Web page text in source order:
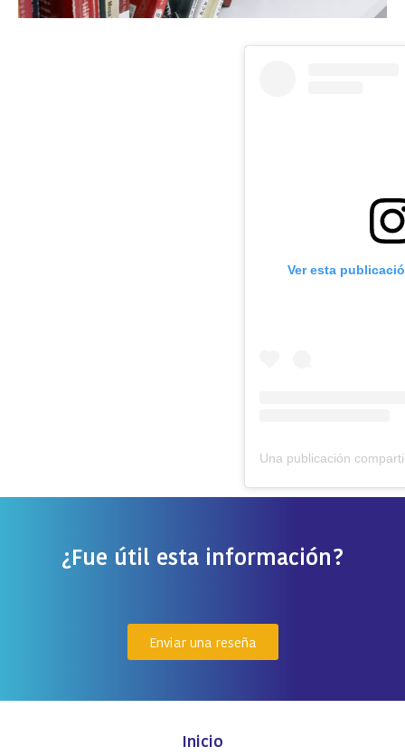
Ver esta
¿Fue útil esta información?
Enviar una reseña
Inicio